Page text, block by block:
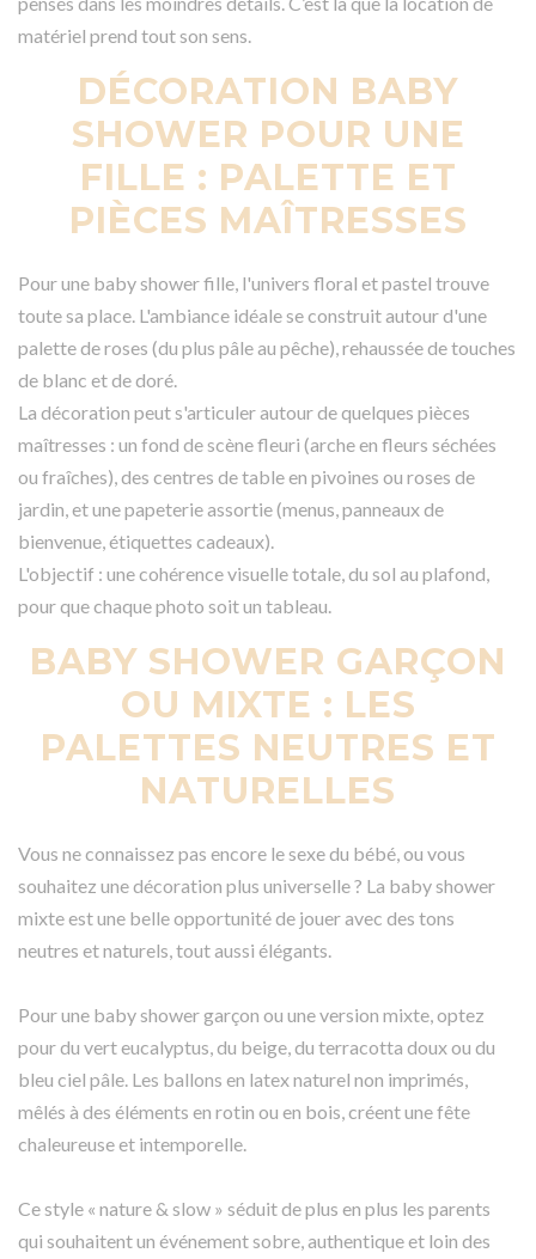
matériel prend tout son sens.
DÉCORATION BABY
SHOWER POUR UNE
FILLE : PALETTE ET
PIÈCES MAÎTRESSES
Pour une baby shower fille, l'univers floral et pastel trouve
toute sa place. L'ambiance idéale se construit autour d'une
palette de roses (du plus pâle au pêche), rehaussée de touches
de blanc et de doré.
La décoration peut s'articuler autour de quelques pièces
maîtresses : un fond de scène fleuri (arche en fleurs séchées
ou fraîches), des centres de table en pivoines ou roses de
jardin, et une papeterie assortie (menus, panneaux de
bienvenue, étiquettes cadeaux).
L'objectif : une cohérence visuelle totale, du sol au plafond,
pour que chaque photo soit un tableau.
BABY SHOWER GARÇON
OU MIXTE : LES
PALETTES NEUTRES ET
NATURELLES
Vous ne connaissez pas encore le sexe du bébé, ou vous
souhaitez une décoration plus universelle ? La baby shower
mixte est une belle opportunité de jouer avec des tons
neutres et naturels, tout aussi élégants.
Pour une baby shower garçon ou une version mixte, optez
pour du vert eucalyptus, du beige, du terracotta doux ou du
bleu ciel pâle. Les ballons en latex naturel non imprimés,
mêlés à des éléments en rotin ou en bois, créent une fête
chaleureuse et intemporelle.
Ce style « nature & slow » séduit de plus en plus les parents
qui souhaitent un événement sobre, authentique et loin des